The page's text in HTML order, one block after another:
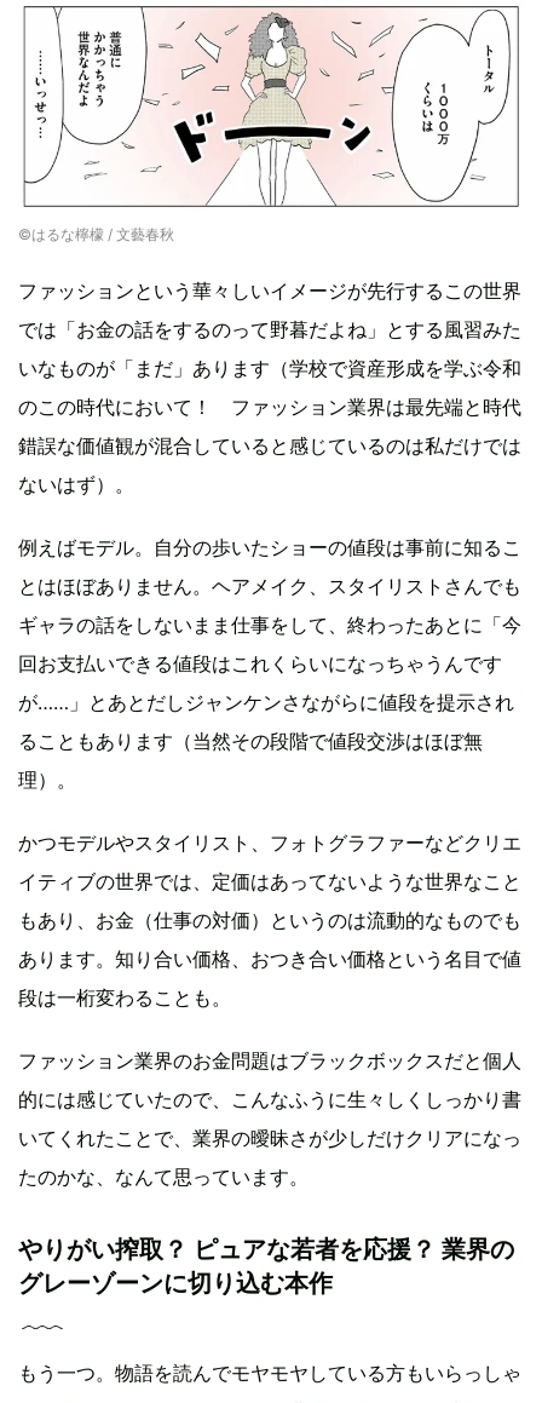
©︎はるな檸檬 / 文藝春秋
ファッションという華々しいイメージが先行するこの世界
では「お金の話をするのって野暮だよね」とする風習みた
いなものが「まだ」あります（学校で資産形成を学ぶ令和
のこの時代において！ ファッション業界は最先端と時代
錯誤な価値観が混合していると感じているのは私だけでは
ないはず）。
例えばモデル。自分の歩いたショーの値段は事前に知るこ
とはほぼありません。ヘアメイク、スタイリストさんでも
ギャラの話をしないまま仕事をして、終わったあとに「今
回お支払いできる値段はこれくらいになっちゃうんです
が……」とあとだしジャンケンさながらに値段を提示され
ることもあります（当然その段階で値段交渉はほぼ無
理）。
かつモデルやスタイリスト、フォトグラファーなどクリエ
イティブの世界では、定価はあってないような世界なこと
もあり、お金（仕事の対価）というのは流動的なものでも
あります。知り合い価格、おつき合い価格という名目で値
段は一桁変わることも。
ファッション業界のお金問題はブラックボックスだと個人
的には感じていたので、こんなふうに生々しくしっかり書
いてくれたことで、業界の曖昧さが少しだけクリアになっ
たのかな、なんて思っています。
やりがい搾取？ ピュアな若者を応援？ 業界の
グレーゾーンに切り込む本作
もう一つ。物語を読んでモヤモヤしている方もいらっしゃ